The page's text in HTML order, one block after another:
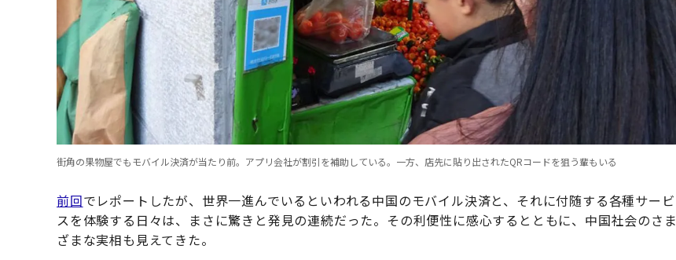
街角の果物屋でもモバイル決済が当たり前。アプリ会社が割引を補助している。一方、店先に貼り出されたQRコードを狙う輩もいる
前回でレポートしたが、世界一進んでいるといわれる中国のモバイル決済と、それに付随する各種サービ
スを体験する日々は、まさに驚きと発見の連続だった。その利便性に感心するとともに、中国社会のさま
ざまな実相も見えてきた。